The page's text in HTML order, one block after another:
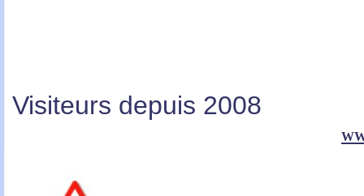
Visiteurs depuis 2008